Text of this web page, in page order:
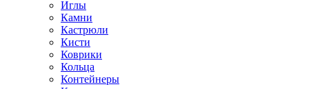
Иглы
Камни
Кастрюли
Кисти
Коврики
Кольца
Контейнеры